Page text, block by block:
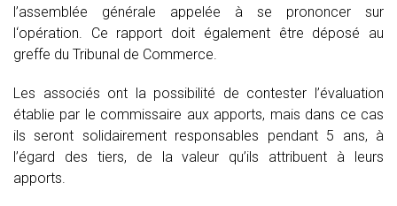
l’assemblée générale appelée à se prononcer sur
l‘opération. Ce rapport doit également être déposé au
greffe du Tribunal de Commerce.
Les associés ont la possibilité de contester l’évaluation
établie par le commissaire aux apports, mais dans ce cas
ils seront solidairement responsables pendant 5 ans, à
l’égard des tiers, de la valeur qu’ils attribuent à leurs
apports.